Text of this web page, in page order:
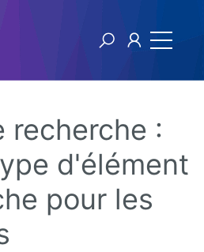
recherche :
d'élément
pour les